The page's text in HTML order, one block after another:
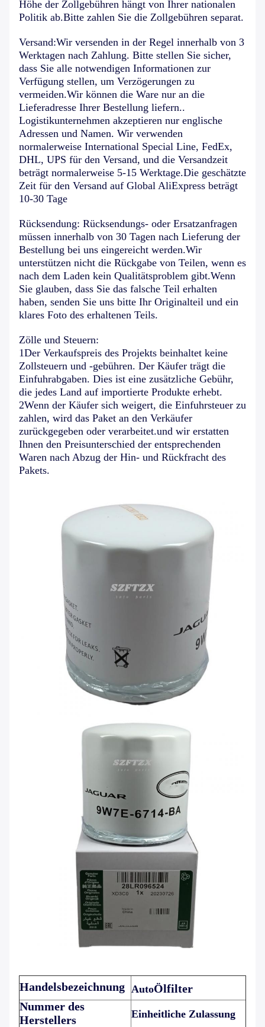
Höhe der Zollgebühren hängt von Ihrer nationalen
Politik ab.Bitte zahlen Sie die Zollgebühren separat.
Versand:Wir versenden in der Regel innerhalb von 3
Werktagen nach Zahlung. Bitte stellen Sie sicher,
dass Sie alle notwendigen Informationen zur
Verfügung stellen, um Verzögerungen zu
vermeiden.Wir können die Ware nur an die
Lieferadresse Ihrer Bestellung liefern..
Logistikunternehmen akzeptieren nur englische
Adressen und Namen. Wir verwenden
normalerweise International Special Line, FedEx,
DHL, UPS für den Versand, und die Versandzeit
beträgt normalerweise 5-15 Werktage.Die geschätzte
Zeit für den Versand auf Global AliExpress beträgt
10-30 Tage
Rücksendung: Rücksendungs- oder Ersatzanfragen
müssen innerhalb von 30 Tagen nach Lieferung der
Bestellung bei uns eingereicht werden.Wir
unterstützen nicht die Rückgabe von Teilen, wenn es
nach dem Laden kein Qualitätsproblem gibt.Wenn
Sie glauben, dass Sie das falsche Teil erhalten
haben, senden Sie uns bitte Ihr Originalteil und ein
klares Foto des erhaltenen Teils.
Zölle und Steuern:
1Der Verkaufspreis des Projekts beinhaltet keine
Zollsteuern und -gebühren. Der Käufer trägt die
Einfuhrabgaben. Dies ist eine zusätzliche Gebühr,
die jedes Land auf importierte Produkte erhebt.
2Wenn der Käufer sich weigert, die Einfuhrsteuer zu
zahlen, wird das Paket an den Verkäufer
zurückgegeben oder verarbeitet.und wir erstatten
Ihnen den Preisunterschied der entsprechenden
Waren nach Abzug der Hin- und Rückfracht des
Pakets.
Handelsbezeichnung AutoÖlfilter
Nummer des
Herstellers
Einheitliche Zulassung